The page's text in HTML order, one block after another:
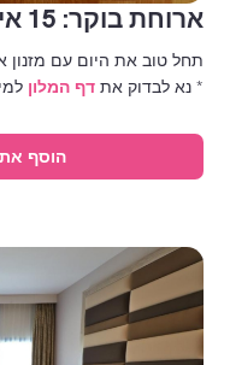
ארוחת בוקר: 15 אירו לאדם ליום
תחל טוב את היום עם מזנון
* נא לבדוק אתדף המלון
הוסף